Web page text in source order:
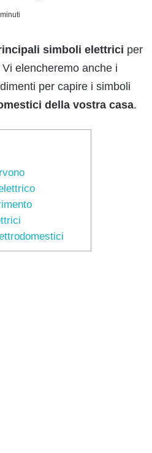
simboli elettrici per
elencheremo anche i
per capire i simboli
della vostra casa.